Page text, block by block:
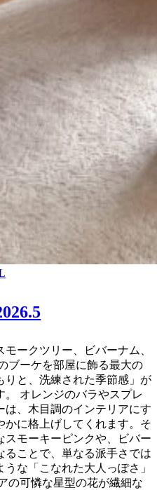
ークツリー、ビバーナム、
ブーケを部屋に飾る最大の
りと、洗練された季節感」が
オレンジのバラやスプレ
は、木目調のインテリアにす
かに格上げしてくれます。そ
スモーキーピンクや、ビバー
ことで、単なる派手さでは
な「こなれた大人っぽさ」
の可憐な星型の花が繊細な